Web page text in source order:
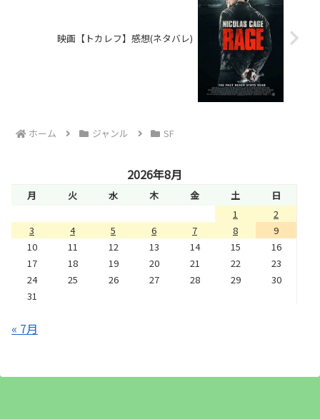
映画【トカレフ】感想(ネタバレ)
ホーム ジャンル SF
2026年8月
月 火 水 木 金 土
日
1
2
3
4 5 6 7 8
9
10
11 12 13 14 15
16
17
18 19 20 21 22
23
24
25 26 27 28 29
30
31
« 7月